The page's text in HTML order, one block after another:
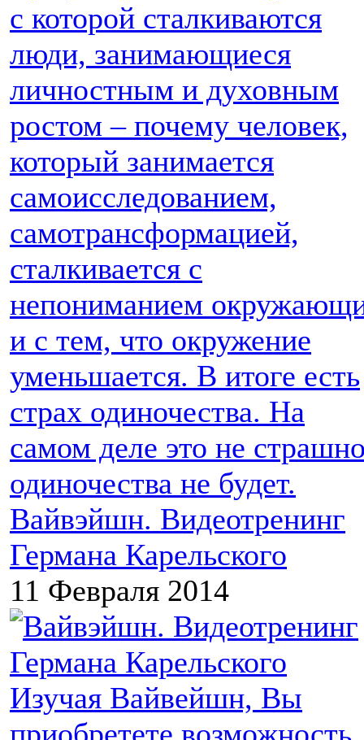
с которой сталкиваются
люди, занимающиеся
личностным и духовным
ростом – почему человек,
который занимается
самоисследованием,
самотрансформацией,
сталкивается с
непониманием
и с тем, что окружение
уменьшается. В итоге есть
страх одиночества. На
самом деле это не
одиночества не будет.
Вайвэйшн. Видеотренинг
Германа Карельского
11 Февраля 2014
Изучая Вайвейшн, Вы